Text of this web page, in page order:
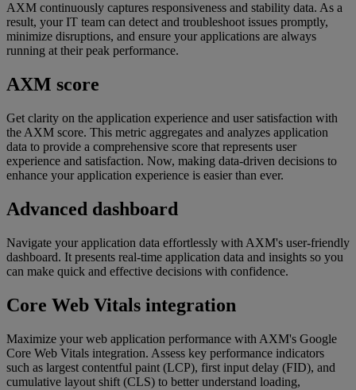
AXM continuously captures responsiveness and stability data. As a
result, your IT team can detect and troubleshoot issues promptly,
minimize disruptions, and ensure your applications are always
running at their peak performance.
AXM score
Get clarity on the application experience and user satisfaction with
the AXM score. This metric aggregates and analyzes application
data to provide a comprehensive score that represents user
experience and satisfaction. Now, making data-driven decisions to
enhance your application experience is easier than ever.
Advanced dashboard
Navigate your application data effortlessly with AXM's user-friendly
dashboard. It presents real-time application data and insights so you
can make quick and effective decisions with confidence.
Core Web Vitals integration
Maximize your web application performance with AXM's Google
Core Web Vitals integration. Assess key performance indicators
such as largest contentful paint (LCP), first input delay (FID), and
cumulative layout shift (CLS) to better understand loading,